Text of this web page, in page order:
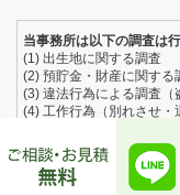
当事務所は以下の調査は
(1) 出生地に関する調査
(2) 預貯金・財産に関する
(3) 違法行為による調査（
(4) 工作行為（別れさせ・
©